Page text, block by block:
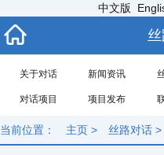
中文版
关于对话 新闻资讯
对话项目 项目发布
当前位置： 主页 > 丝路对话 >